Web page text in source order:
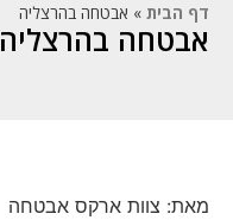
דף הבית » אבטחה בהרצליה
אבטחה בהרצליה
מאת: צוות ארקס אבטחה